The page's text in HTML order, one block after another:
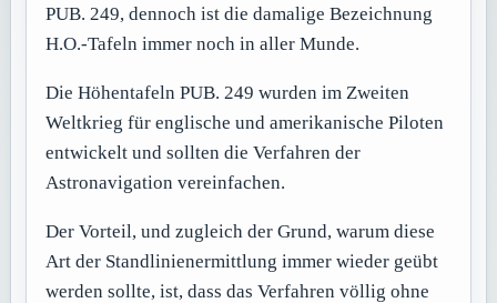
PUB. 249, dennoch ist die damalige Bezeichnung
H.O.-Tafeln immer noch in aller Munde.
Die Höhentafeln PUB. 249 wurden im Zweiten
Weltkrieg für englische und amerikanische Piloten
entwickelt und sollten die Verfahren der
Astronavigation vereinfachen.
Der Vorteil, und zugleich der Grund, warum diese
Art der Standlinienermittlung immer wieder geübt
werden sollte, ist, dass das Verfahren völlig ohne